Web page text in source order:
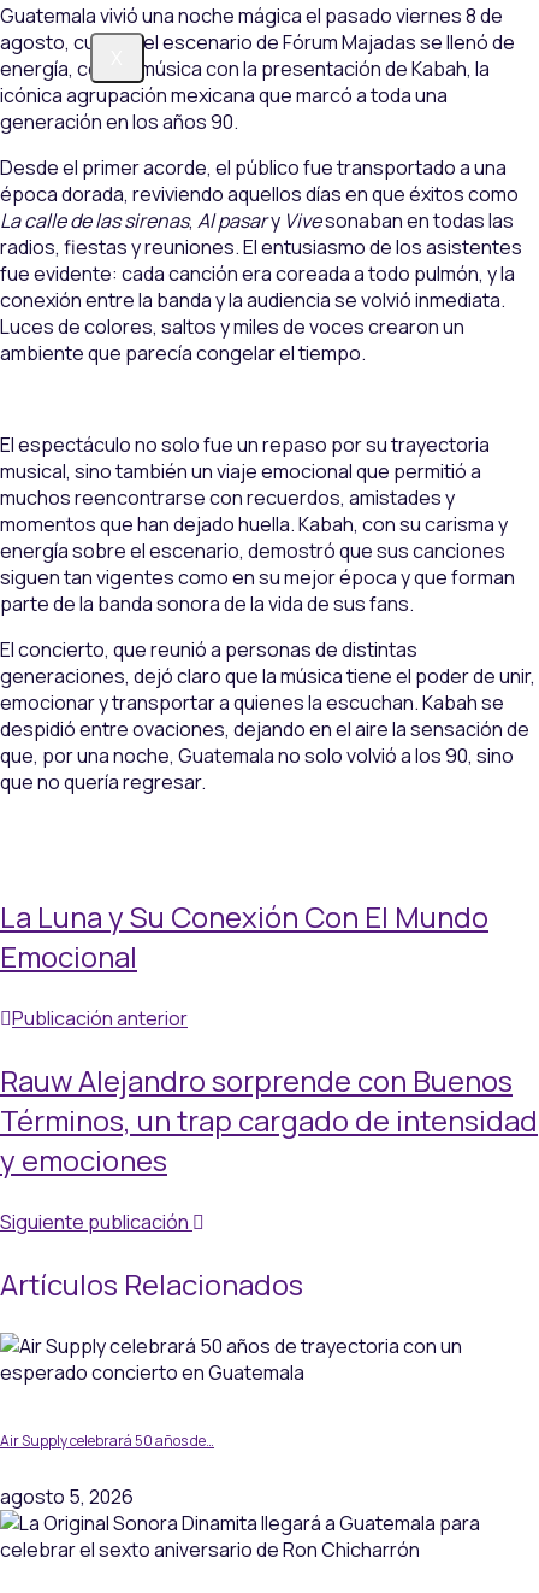
Guatemala vivió una noche mágica el pasado viernes 8 de
agosto, cuando el escenario de Fórum Majadas se llenó de
energía, color y música con la presentación de Kabah, la
icónica agrupación mexicana que marcó a toda una
generación en los años 90.
Desde el primer acorde, el público fue transportado a una
época dorada, reviviendo aquellos días en que éxitos como
La calle de las sirenas, Al pasary Vivesonaban en todas las
radios, fiestas y reuniones. El entusiasmo de los asistentes
fue evidente: cada canción era coreada a todo pulmón, y la
conexión entre la banda y la audiencia se volvió inmediata.
Luces de colores, saltos y miles de voces crearon un
ambiente que parecía congelar el tiempo.
El espectáculo no solo fue un repaso por su trayectoria
musical, sino también un viaje emocional que permitió a
muchos reencontrarse con recuerdos, amistades y
momentos que han dejado huella. Kabah, con su carisma y
energía sobre el escenario, demostró que sus canciones
siguen tan vigentes como en su mejor época y que forman
parte de la banda sonora de la vida de sus fans.
El concierto, que reunió a personas de distintas
generaciones, dejó claro que la música tiene el poder de unir,
emocionar y transportar a quienes la escuchan. Kabah se
despidió entre ovaciones, dejando en el aire la sensación de
que, por una noche, Guatemala no solo volvió a los 90, sino
que no quería regresar.
La Luna y Su Conexión Con El Mundo
Emocional
Publicación anterior
Rauw Alejandro sorprende con Buenos
Términos, un trap cargado de intensidad
y emociones
Siguiente publicación
Artículos Relacionados
Air Supply celebrará 50 años de…
agosto 5, 2026